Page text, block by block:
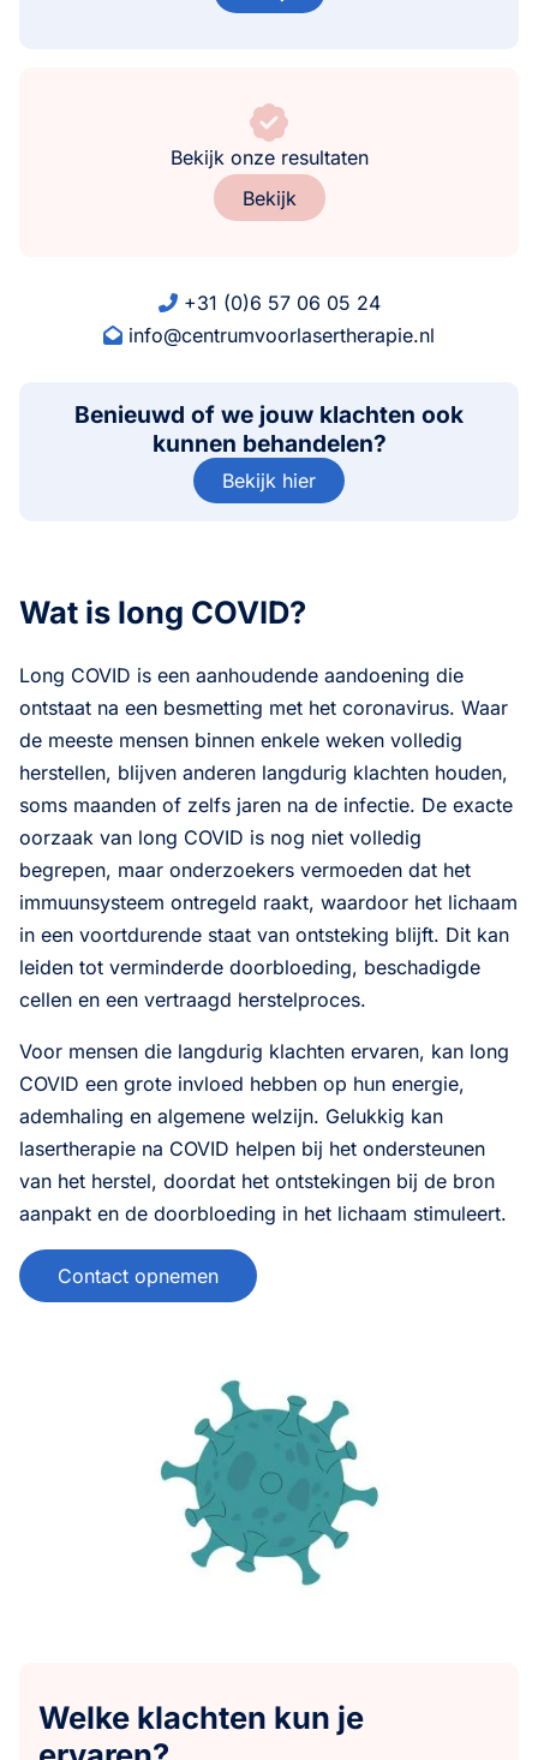
Bekijk onze resultaten
Bekijk
+31 (0)6 57 06 05 24
info@centrumvoorlasertherapie.nl
Benieuwd of we jouw klachten ook
kunnen behandelen?
Bekijk hier
Wat is long COVID?
Long COVID is een aanhoudende aandoening die
ontstaat na een besmetting met het coronavirus. Waar
de meeste mensen binnen enkele weken volledig
herstellen, blijven anderen langdurig klachten houden,
soms maanden of zelfs jaren na de infectie. De exacte
oorzaak van long COVID is nog niet volledig
begrepen, maar onderzoekers vermoeden dat het
immuunsysteem ontregeld raakt, waardoor het lichaam
in een voortdurende staat van ontsteking blijft. Dit kan
leiden tot verminderde doorbloeding, beschadigde
cellen en een vertraagd herstelproces.
Voor mensen die langdurig klachten ervaren, kan long
COVID een grote invloed hebben op hun energie,
ademhaling en algemene welzijn. Gelukkig kan
lasertherapie na COVID helpen bij het ondersteunen
van het herstel, doordat het ontstekingen bij de bron
aanpakt en de doorbloeding in het lichaam stimuleert.
Contact opnemen
Welke klachten kun je